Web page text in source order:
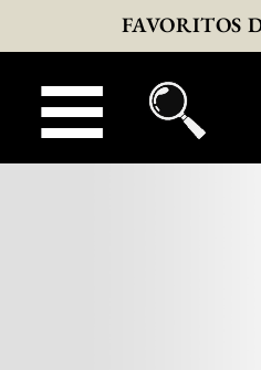
FAVORITOS